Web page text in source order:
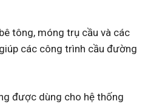
tông, móng trụ cầu và các
các công trình cầu đường
được dùng cho hệ thống